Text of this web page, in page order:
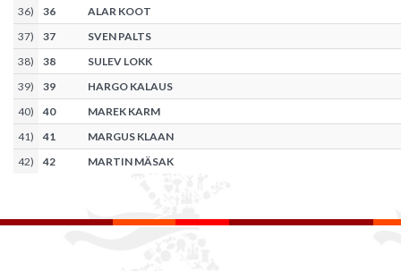
36) 36
ALAR KOOT
37) 37
SVEN PALTS
38) 38
SULEV LOKK
39) 39
HARGO KALAUS
40) 40
MAREK KARM
41) 41
MARGUS KLAAN
42) 42 MARTIN MÄSAK